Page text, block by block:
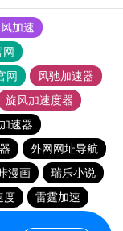
加速
网
网
风驰加速器
旋风加速度器
速器
外网网址导航
漫画
瑞乐小说
度
雷霆加速